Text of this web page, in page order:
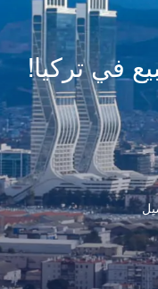
في تركيا!